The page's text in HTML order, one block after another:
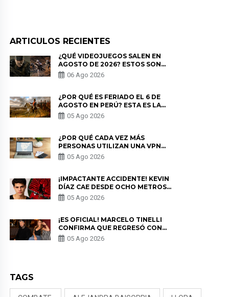
ARTICULOS RECIENTES
¿QUÉ VIDEOJUEGOS SALEN EN
AGOSTO DE 2026? ESTOS SON
LOS ESTRENOS MÁS ESPERADOS
06 Ago 2026
¿POR QUÉ ES FERIADO EL 6 DE
AGOSTO EN PERÚ? ESTA ES LA
HISTORIA
05 Ago 2026
¿POR QUÉ CADA VEZ MÁS
PERSONAS UTILIZAN UNA VPN
PARA PROTEGER SU
PRIVACIDAD?
05 Ago 2026
¡IMPACTANTE ACCIDENTE! KEVIN
DÍAZ CAE DESDE OCHO METROS
EN “ESTO ES GUERRA” Y GENERA
PREOCUPACIÓN
05 Ago 2026
¡ES OFICIAL! MARCELO TINELLI
CONFIRMA QUE REGRESÓ CON
MILETT FIGUEROA: “EL AMOR
PUDO MÁS”
05 Ago 2026
TAGS